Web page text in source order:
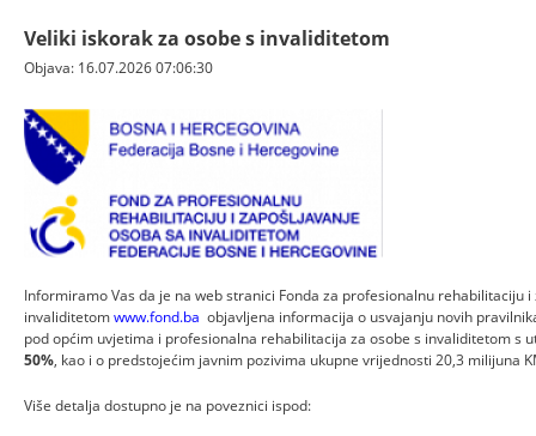
Veliki iskorak za osobe s invaliditetom
Objava: 16.07.2026 07:06:30
Informiramo Vas da je na web stranici Fonda za profesionalnu rehabilitaciju
invaliditetomwww.fond.ba objavljena informacija o usvajanju novih
pod općim uvjetima i profesionalna rehabilitacija za osobe s invaliditetom s
50%, kao i o predstojećim javnim pozivima ukupne vrijednosti 20,3 milijuna
Više detalja dostupno je na poveznici ispod: